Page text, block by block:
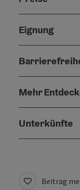
Eignung
Mehr
Unterkünfte
Beitrag